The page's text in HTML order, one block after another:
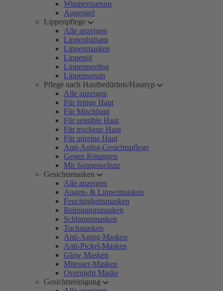
Wimpernserum
Augengel
Lippenpflege
Alle anzeigen
Lippenbalsam
Lippenmasken
Lippenöl
Lippenpeeling
Lippenserum
Pflege nach Hautbedürfnis/Hauttyp
Alle anzeigen
Für fettige Haut
Für Mischhaut
Für sensible Haut
Für trockene Haut
Für unreine Haut
Anti-Aging-Gesichtspflege
Gegen Rötungen
Mit Sonnenschutz
Gesichtsmasken
Alle anzeigen
Augen- & Lippenmasken
Feuchtigkeitsmasken
Reinigungsmasken
Schlammmasken
Tuchmasken
Anti-Aging-Masken
Anti-Pickel-Masken
Glow Masken
Mitesser-Masken
Overnight Maske
Gesichtsreinigung